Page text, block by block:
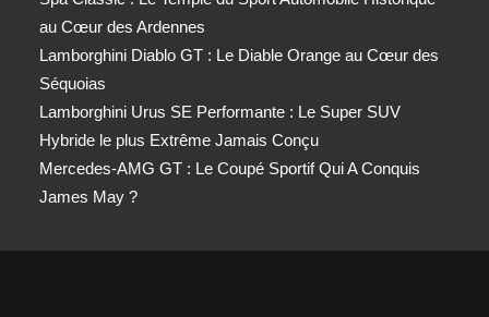
au Cœur des Ardennes
Lamborghini Diablo GT : Le Diable Orange au Cœur des
Séquoias
Lamborghini Urus SE Performante : Le Super SUV
Hybride le plus Extrême Jamais Conçu
Mercedes-AMG GT : Le Coupé Sportif Qui A Conquis
James May ?